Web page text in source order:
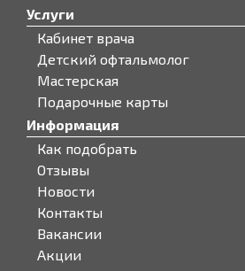
Услуги
Кабинет врача
Детский офтальмолог
Мастерская
Подарочные карты
Информация
Как подобрать
Отзывы
Новости
Контакты
Вакансии
Акции